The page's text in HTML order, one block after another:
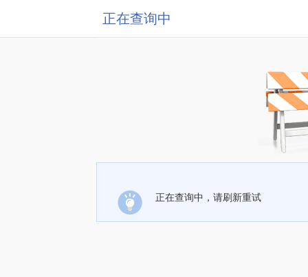
正在查询中
正在查询中，请刷新重试